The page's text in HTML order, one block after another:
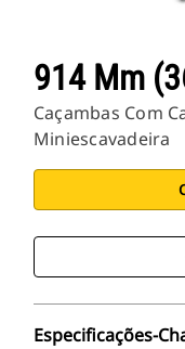
914 Mm
Caçambas Com
Miniescavadeira
Especificações-